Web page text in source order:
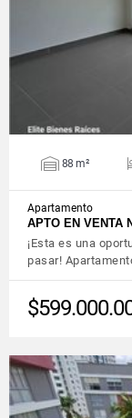
88 m²
Apartamento
APTO EN VENTA
¡Esta es una
pasar!